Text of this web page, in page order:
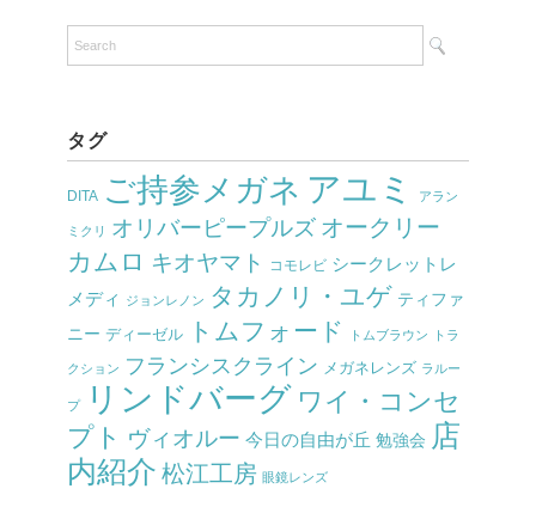
タグ
DITA ご持参メガネ アユミ アラン
ミクリ オリバーピープルズ オークリー
カムロ キオヤマト コモレビ シークレットレ
メディ
ジョンレノン タカノリ・ユゲ ティファ
ニー ディーゼル トムフォード トムブラウン トラ
クション フランシスクライン メガネレンズ ラルー
プ リンドバーグ ワイ・コンセ
プト ヴィオルー 今日の自由が丘 勉強会 店
内紹介 松江工房 眼鏡レンズ